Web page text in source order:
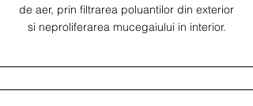
de aer, prin filtrarea poluantilor din exterior
si neproliferarea mucegaiului in interior.